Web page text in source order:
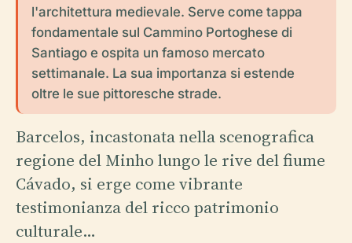
l'architettura medievale. Serve come tappa
fondamentale sul Cammino Portoghese di
Santiago e ospita un famoso mercato
settimanale. La sua importanza si estende
oltre le sue pittoresche strade.
Barcelos, incastonata nella scenografica
regione del Minho lungo le rive del fiume
Cávado, si erge come vibrante
testimonianza del ricco patrimonio
culturale…